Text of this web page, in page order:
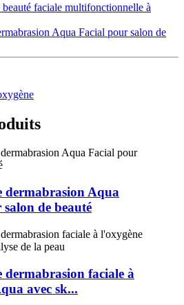
faciale multifonctionnelle à
Aqua Facial pour salon de
dermabrasion Aqua
de beauté
dermabrasion faciale à
avec sk...